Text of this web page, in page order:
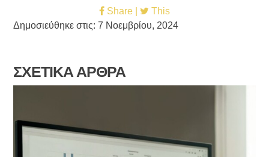
Share |
This
Δημοσιεύθηκε στις: 7 Νοεμβρίου, 2024
ΣΧΕΤΙΚΑ ΑΡΘΡΑ